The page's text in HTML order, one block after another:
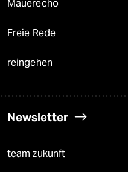
Mauerecho
Freie Rede
reingehen
Newsletter
team zukunft